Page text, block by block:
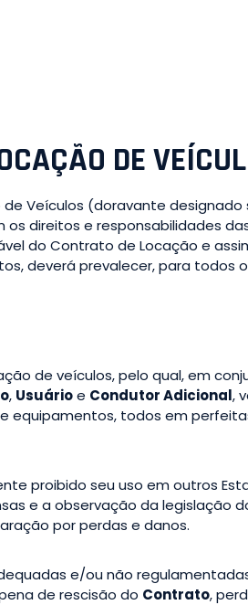
DE
Veículos (doravante
direitos e responsabilidades
do Contrato de Locação e
deverá prevalecer, para todos
de veículos, pelo qual, em
, Usuárioe Condutor Adicional,
equipamentos, todos em
proibido seu uso em outros
e a observação da legislação
por perdas e danos.
e/ou não
de rescisão do Contrato,